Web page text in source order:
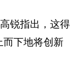
锐指出，这得
而下地将创新